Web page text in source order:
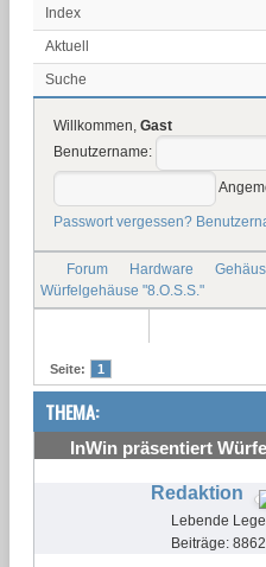
Index
Aktuell
Suche
Willkommen, Gast
Benutzername:
Passwort vergessen?
Forum Hardware
Würfelgehäuse "8.O.S.S."
Seite: 1
THEMA:
InWin präsentiert
Redaktion
Lebende
Beiträge: 8862